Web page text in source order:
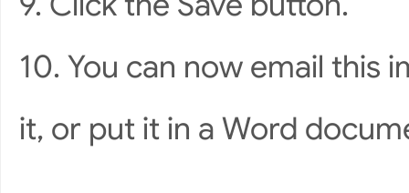
10. You can now email this
it, or put it in a Word